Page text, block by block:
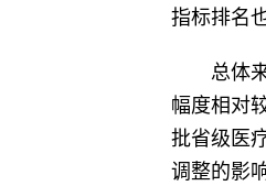
指标排名
总体
幅度相对
批省级医
调整的影